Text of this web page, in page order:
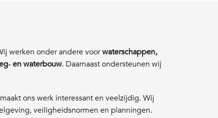
werken onder andere voorwaterschappen,
en waterbouw. Daarnaast ondersteunen wij
ons werk interessant en veelzijdig. Wij
veiligheidsnormen en planningen.